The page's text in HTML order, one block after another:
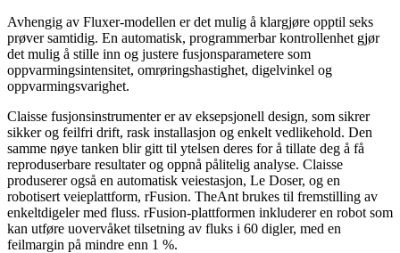
Avhengig av Fluxer-modellen er det mulig å klargjøre opptil seks
prøver samtidig. En automatisk, programmerbar kontrollenhet gjør
det mulig å stille inn og justere fusjonsparametere som
oppvarmingsintensitet, omrøringshastighet, digelvinkel og
oppvarmingsvarighet.
Claisse fusjonsinstrumenter er av eksepsjonell design, som sikrer
sikker og feilfri drift, rask installasjon og enkelt vedlikehold. Den
samme nøye tanken blir gitt til ytelsen deres for å tillate deg å få
reproduserbare resultater og oppnå pålitelig analyse. Claisse
produserer også en automatisk veiestasjon, Le Doser, og en
robotisert veieplattform, rFusion. TheAnt brukes til fremstilling av
enkeltdigeler med fluss. rFusion-plattformen inkluderer en robot som
kan utføre uovervåket tilsetning av fluks i 60 digler, med en
feilmargin på mindre enn 1 %.